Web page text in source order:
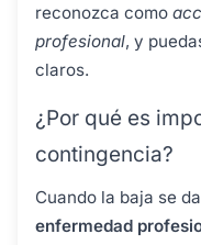
reconozca como
profesional, y
claros.
¿Por qué es
contingencia?
Cuando la baja se
enfermedad